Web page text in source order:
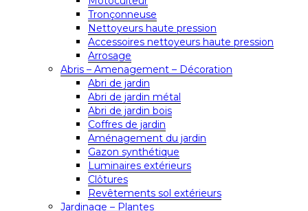
Tronçonneuse
Nettoyeurs haute pression
Accessoires nettoyeurs haute pression
Arrosage
Abris – Amenagement – Décoration
Abri de jardin
Abri de jardin métal
Abri de jardin bois
Coffres de jardin
Aménagement du jardin
Gazon synthétique
Luminaires extérieurs
Clôtures
Revêtements sol extérieurs
Jardinage – Plantes